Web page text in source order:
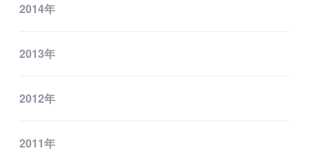
2014年
2013年
2012年
2011年